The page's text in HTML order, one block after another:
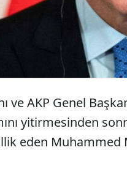
ve AKP Genel
yitirmesinden
eden